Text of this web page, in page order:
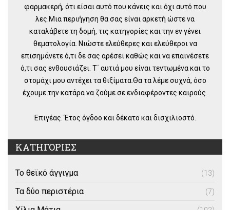
φαρμακερή, ότι είσαι αυτό που κάνεις και όχι αυτό που
λες.Μια περιήγηση θα σας είναι αρκετή ώστε να
καταλάβετε τη δομή, τις κατηγορίες και την εν γένει
θεματολογία. Νιώστε ελεύθερες και ελεύθεροι να
επισημάνετε ό,τι δε σας αρέσει καθώς και να επαινέσετε
ό,τι σας ενθουσιάζει. Τ΄ αυτιά μου είναι τεντωμένα και το
στομάχι μου αντέχει τα θιξίματα.Θα τα λέμε συχνά, όσο
έχουμε την κατάρα να ζούμε σε ενδιαφέροντες καιρούς.
Επιγέας. Έτος όγδοο και δέκατο και δισχιλιοστό.
ΚΑΤΗΓΟΡΙΕΣ
Το θεϊκό άγγιγμα (13)
Τα δύο περιστέρια (7)